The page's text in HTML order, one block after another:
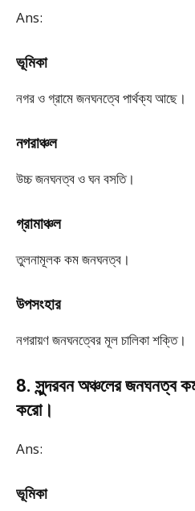
Ans:
ভূমিকা
নগর ও গ্রামে জনঘনত্বে পার্থক্য আছে।
নগরাঞ্চল
উচ্চ জনঘনত্ব ও ঘন বসতি।
গ্রামাঞ্চল
তুলনামূলক কম জনঘনত্ব।
উপসংহার
নগরায়ণ জনঘনত্বের মূল চালিকা শক্তি।
8. সুন্দরবন অঞ্চলের জনঘনত্ব
করো।
Ans:
ভূমিকা